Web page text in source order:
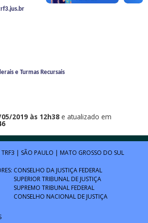
e Turmas Recursais
2019 às 12h38e atualizado em
TRF3 | SÃO PAULO | MATO GROSSO DO SUL
CONSELHO DA JUSTIÇA FEDERAL
SUPERIOR TRIBUNAL DE JUSTIÇA
SUPREMO TRIBUNAL FEDERAL
CONSELHO NACIONAL DE JUSTIÇA